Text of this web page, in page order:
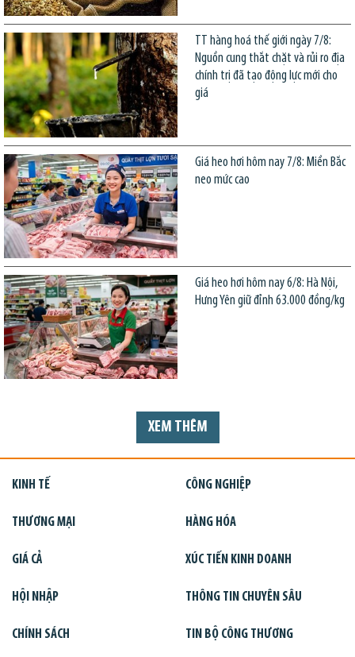
TT hàng hoá thế giới ngày 7/8:
Nguồn cung thắt chặt và rủi ro địa
chính trị đã tạo động lực mới cho
giá
Giá heo hơi hôm nay 7/8: Miền Bắc
neo mức cao
Giá heo hơi hôm nay 6/8: Hà Nội,
Hưng Yên giữ đỉnh 63.000 đồng/kg
XEM THÊM
KINH TẾ CÔNG NGHIỆP
THƯƠNG MẠI HÀNG HÓA
GIÁ CẢ XÚC TIẾN KINH DOANH
HỘI NHẬP THÔNG TIN CHUYÊN SÂU
CHÍNH SÁCH TIN BỘ CÔNG THƯƠNG